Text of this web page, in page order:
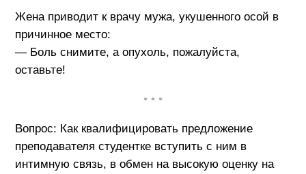
Жена приводит к врачу мужа, укушенного осой в
причинное место:
— Боль снимите, а опухоль, пожалуйста,
оставьте!
• • •
Вопрос: Как квалифицировать предложение
преподавателя студентке вступить с ним в
интимную связь, в обмен на высокую оценку на